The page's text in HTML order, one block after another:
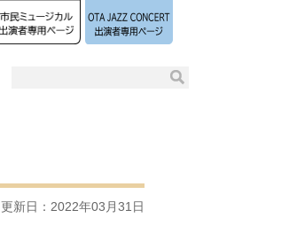
更新日：2022年03月31日